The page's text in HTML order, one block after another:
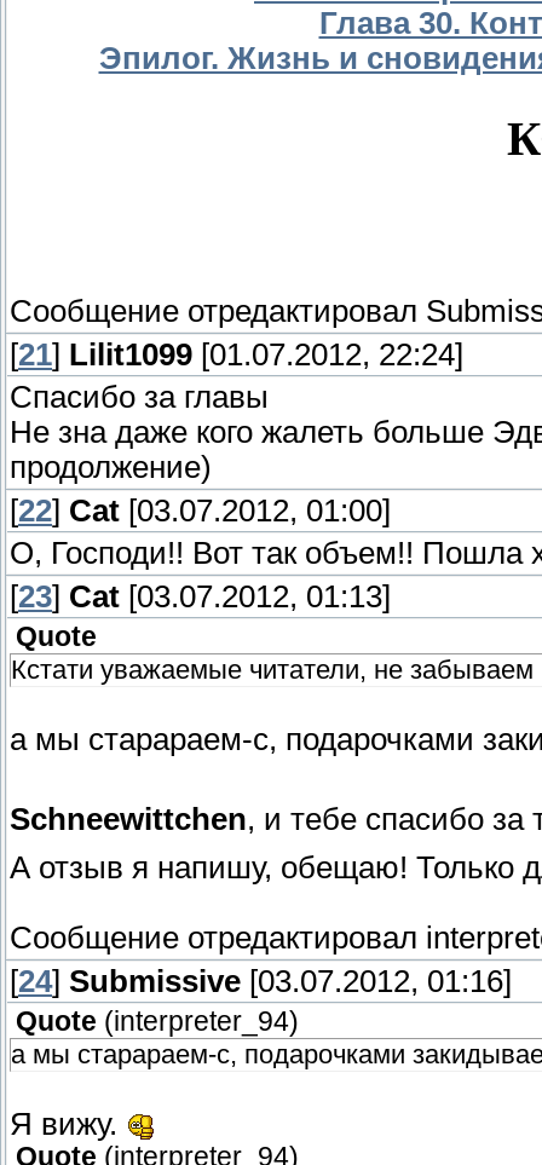
Глава 30.
Эпилог. Жизнь и
Сообщение отредактировал
[21] Lilit1099 [01.07.2012, 22:24]
Спасибо за главы
Не зна даже кого жалеть больше
продолжение)
[22] Сat [03.07.2012, 01:00]
О, Господи!! Вот так объем!! Пошла
[23] Сat [03.07.2012, 01:13]
Quote
Кстати уважаемые читатели, не забываем
а мы старараем-с, подарочками
Schneewittchen, и тебе спасибо
А отзыв я напишу, обещаю! Только
Сообщение отредактировал
[24] Submissive [03.07.2012, 01:16]
Quote (interpreter_94)
а мы старараем-с, подарочками
Я вижу.
Quote (interpreter_94)